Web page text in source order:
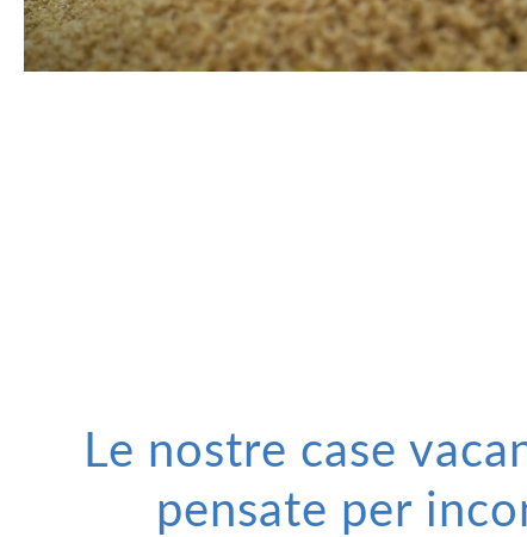
Le nostre case
pensate per